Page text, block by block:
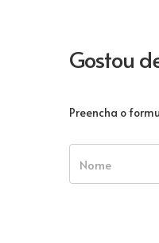
Gostou
Preencha o